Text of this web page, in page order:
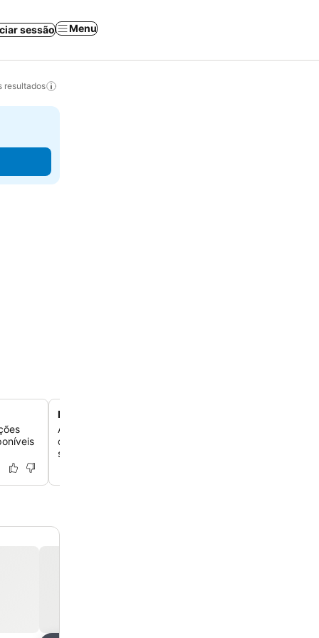
sessão Menu
resultados
Praia particular com recife
Aproveite o acesso direto a uma praia particular limpa
cuidada, que tem um recife lindo, perfeito para
snorkel entre peixes coloridos.